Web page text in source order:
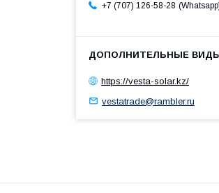
+7 (707) 126-58-28 Whatsapp
https://vesta-solar.kz/
vestatrade@rambler.ru